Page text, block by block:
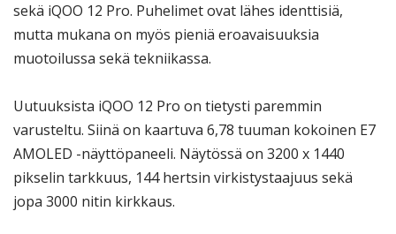
sekä iQOO 12 Pro. Puhelimet ovat lähes identtisiä,
mutta mukana on myös pieniä eroavaisuuksia
muotoilussa sekä tekniikassa.
Uutuuksista iQOO 12 Pro on tietysti paremmin
varusteltu. Siinä on kaartuva 6,78 tuuman kokoinen E7
AMOLED -näyttöpaneeli. Näytössä on 3200 x 1440
pikselin tarkkuus, 144 hertsin virkistystaajuus sekä
jopa 3000 nitin kirkkaus.